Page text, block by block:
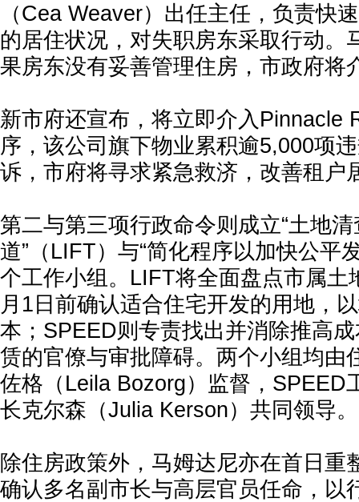
（Cea Weaver）出任主任，负责快
的居住状况，对失职房东采取行动。
果房东没有妥善管理住房，市政府将
新市府还宣布，将立即介入Pinnacle
序，该公司旗下物业累积逾5,000项
诉，市府将寻求紧急救济，改善租户
第二与第三项行政命令则成立“土地
道”（LIFT）与“简化程序以加快公平
个工作小组。LIFT将全面盘点市属土
月1日前确认适合住宅开发的用地，
本；SPEED则专责找出并消除推高
赁的官僚与审批障碍。两个小组均由
佐格（Leila Bozorg）监督，SPEED
长克尔森（Julia Kerson）共同领导。
除住房政策外，马姆达尼亦在首日重
确认多名副市长与高层官员任命，以